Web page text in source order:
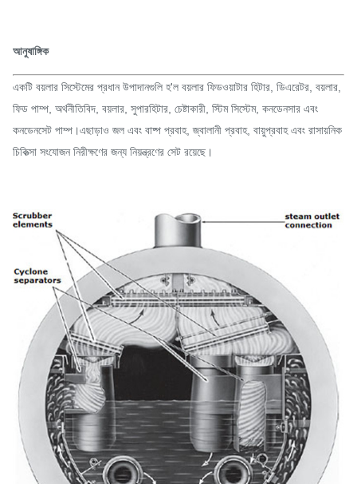
আনুষাঙ্গিক
একটি বয়লার সিস্টেমের প্রধান উপাদানগুলি হ'ল বয়লার ফিডওয়াটার হিটার, ডিএরেটর, বয়লার,
ফিড পাম্প, অর্থনীতিবিদ, বয়লার, সুপারহিটার, চেষ্টাকারী, স্টিম সিস্টেম, কনডেনসার এবং
কনডেনসেট পাম্প।এছাড়াও জল এবং বাষ্প প্রবাহ, জ্বালানী প্রবাহ, বায়ুপ্রবাহ এবং রাসায়নিক
চিকিত্সা সংযোজন নিরীক্ষণের জন্য নিয়ন্ত্রণের সেট রয়েছে।